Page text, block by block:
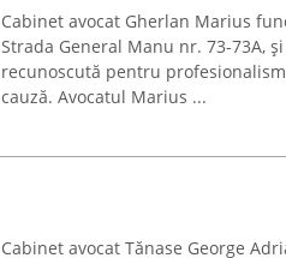
Cabinet avocat Gherlan Marius
Strada General Manu nr. 73-73A,
recunoscută pentru
cauză. Avocatul Marius ...
Cabinet avocat Tănase George